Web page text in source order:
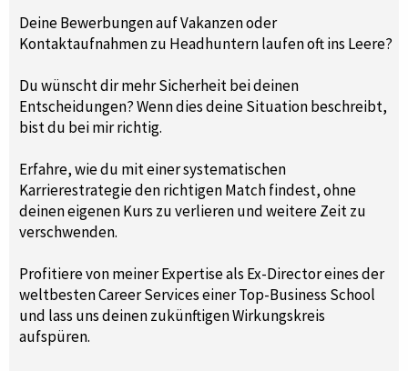
Deine Bewerbungen auf Vakanzen oder
Kontaktaufnahmen zu Headhuntern laufen oft ins Leere?
Du wünscht dir mehr Sicherheit bei deinen
Entscheidungen? Wenn dies deine Situation beschreibt,
bist du bei mir richtig.
Erfahre, wie du mit einer systematischen
Karrierestrategie den richtigen Match findest, ohne
deinen eigenen Kurs zu verlieren und weitere Zeit zu
verschwenden.
Profitiere von meiner Expertise als Ex-Director eines der
weltbesten Career Services einer Top-Business School
und lass uns deinen zukünftigen Wirkungskreis
aufspüren.